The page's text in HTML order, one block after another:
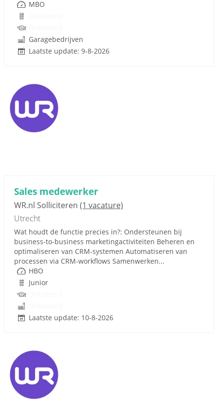
MBO
Garagebedrijven
Laatste update: 9-8-2026
Sales medewerker
WR.nl Solliciteren (1 vacature)
Utrecht
Wat houdt de functie precies in?: Ondersteunen bij
business-to-business marketingactiviteiten Beheren en
optimaliseren van CRM-systemen Automatiseren van
processen via CRM-workflows Samenwerken...
HBO
Junior
Laatste update: 10-8-2026